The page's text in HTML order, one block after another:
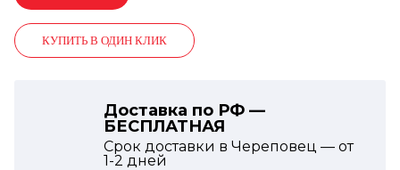
КУПИТЬ В ОДИН КЛИК
Доставка по РФ —
БЕСПЛАТНАЯ
Срок доставки в Череповец — от
1-2 дней